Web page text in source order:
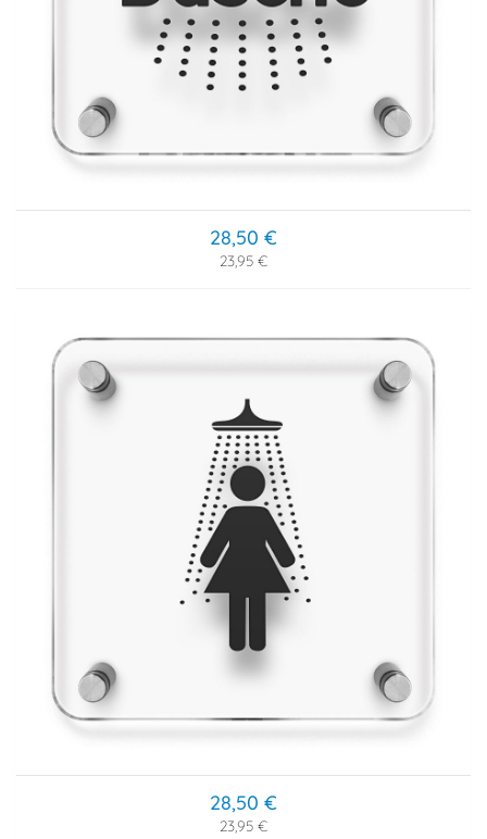
28,50 €
23,95 €
28,50 €
23,95 €